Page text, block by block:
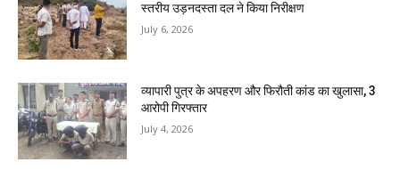
स्तरीय उड़नदस्ता दल ने किया निरीक्षण
July 6, 2026
व्यापारी पुत्र के अपहरण और फिरौती कांड का खुलासा, 3
आरोपी गिरफ्तार
July 4, 2026